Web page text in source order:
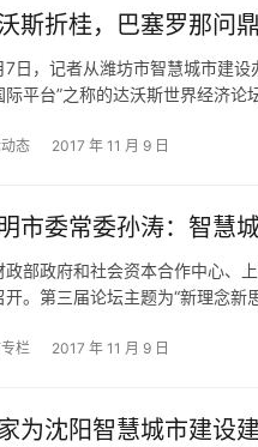
斯折桂，巴塞罗那问
7日，记者从潍坊市智慧城市建
际平台”之称的达沃斯世界经济论
态 2017 年 11 月 9 日
市委常委孙涛：智慧
政部政府和社会资本合作中心、
开。第三届论坛主题为“新理念
栏 2017 年 11 月 9 日
为沈阳智慧城市建设